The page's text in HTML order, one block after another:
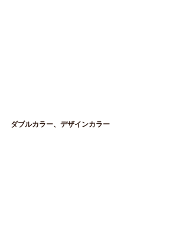
ダブルカラー、デザインカラー